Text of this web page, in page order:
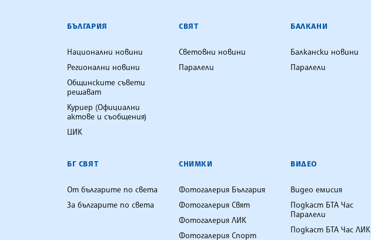
БЪЛГАРСКА ТЕЛЕГРАФНА АГЕНЦИЯ
БЪЛГАРИЯ
Национални новини
Регионални новини
Общинските съвети
решават
Куриер (Официални
актове и съобщения)
ЦИК
СВЯТ
Световни новини
Паралели
БАЛКАНИ
Балкански новини
Паралели
БГ СВЯТ
От българите по света
За българите по света
СНИМКИ
Фотогалерия България
Фотогалерия Свят
Фотогалерия ЛИК
Фотогалерия Спорт
ВИДЕО
Видео емисия
Подкаст БТА Час
Паралели
Подкаст БТА Час ЛИК